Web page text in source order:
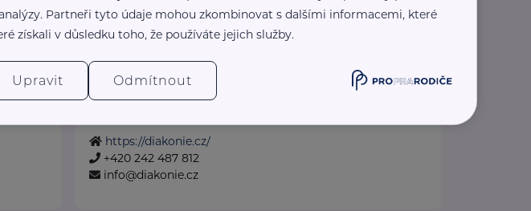
Lidé se znevýhodněním
Senioři
Lidé v nouzi
Jiná pomoc
https://diakonie.cz/
+420 242 487 812
info@diakonie.cz
Partneři tyto údaje mohou zkombinovat s dalšími informacemi, které
získali v důsledku toho, že používáte jejich služby.
Upravit Odmítnout